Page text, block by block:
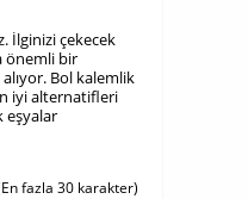
İlginizi çekecek
önemli bir
Bol kalemlik
iyi alternatifleri
eşyalar
fazla 30 karakter)